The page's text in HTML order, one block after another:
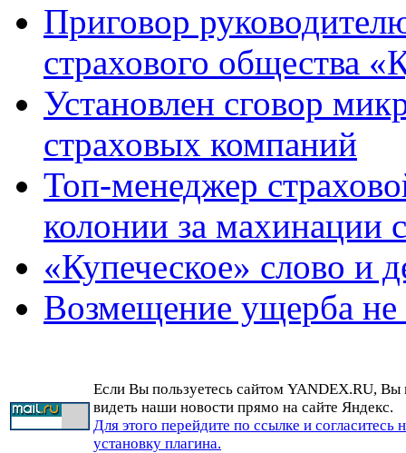
Приговор
страхового общества
Установлен сговор
страховых компаний
Топ-менеджер
колонии за махинации
«Купеческое» слово и
Возмещение ущерба не
Если Вы пользуетесь сайтом YANDEX.RU, Вы
видеть наши новости прямо на сайте Яндекс.
Для этого перейдите по ссылке и согласитесь
установку плагина.